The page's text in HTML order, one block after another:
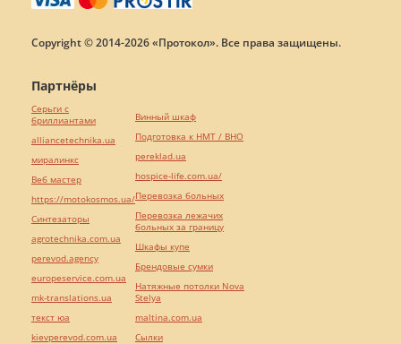
Copyright © 2014-2026 «Протокол». Все права защищены.
Партнёры
Серьги с
бриллиантами
alliancetechnika.ua
миралинкс
Веб мастер
https://motokosmos.ua/
Синтезаторы
agrotechnika.com.ua
perevod.agency
europeservice.com.ua
mk-translations.ua
текст юа
kievperevod.com.ua
Винный шкаф
Подготовка к НМТ / ВНО
pereklad.ua
hospice-life.com.ua/
Перевозка больных
Перевозка лежачих
больных за границу
Шкафы купе
Брендовые сумки
Натяжные потолки Nova
Stelya
maltina.com.ua
Cылки